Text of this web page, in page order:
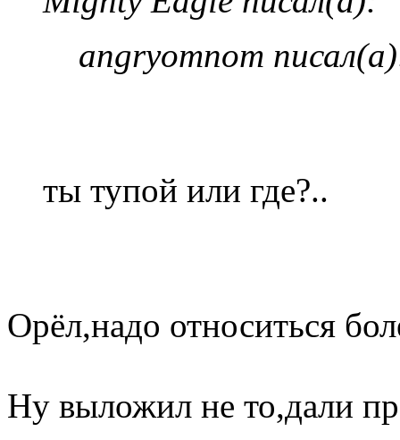
angryomnom
ты тупой или где?..
Орёл,надо относиться
Ну выложил не то,дали